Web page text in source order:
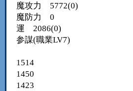
魔攻力 5772(0)
魔防力 0
運 2086(0)
参謀(職業LV7)
1514
1450
1423